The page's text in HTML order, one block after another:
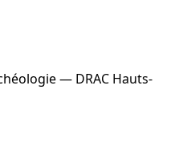
— DRAC Hauts-